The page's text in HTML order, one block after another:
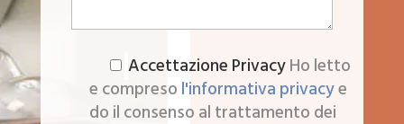
Accettazione PrivacyHo letto
e compresol'informativa privacye
do il consenso al trattamento dei